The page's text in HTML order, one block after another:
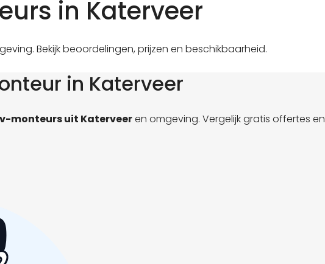
in Katerveer
Bekijk beoordelingen, prijzen en beschikbaarheid.
in Katerveer
monteurs uit Katerveeren omgeving. Vergelijk gratis offertes